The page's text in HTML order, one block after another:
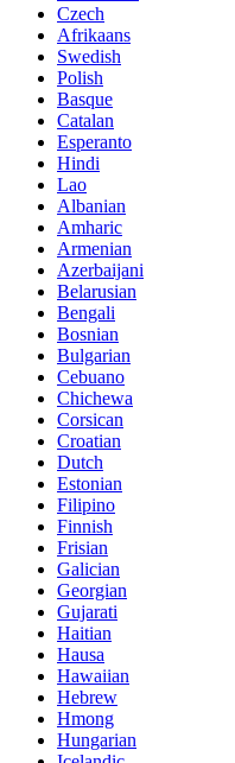
Czech
Afrikaans
Swedish
Polish
Basque
Catalan
Esperanto
Hindi
Lao
Albanian
Amharic
Armenian
Azerbaijani
Belarusian
Bengali
Bosnian
Bulgarian
Cebuano
Chichewa
Corsican
Croatian
Dutch
Estonian
Filipino
Finnish
Frisian
Galician
Georgian
Gujarati
Haitian
Hausa
Hawaiian
Hebrew
Hmong
Hungarian